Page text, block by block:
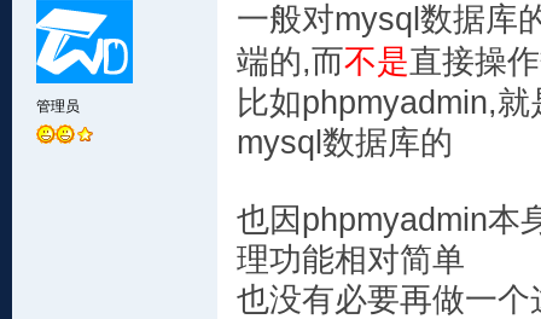
管理员
一般对mysql数据库
端的,而不是直接操
比如phpmyadmin,
mysql数据库的
也因phpmyadmin本
理功能相对简单
也没有必要再做一